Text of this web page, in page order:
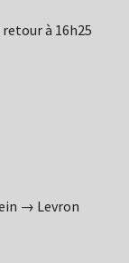
retour à 16h25
→ Levron